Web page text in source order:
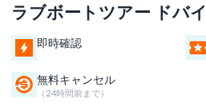
ラブボートツアー ドバイ
即時確認
無料キャンセル
（24時間前まで）